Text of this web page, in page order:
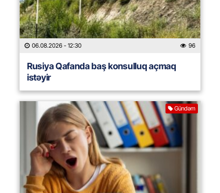
06.08.2026 - 12:30 96
Rusiya Qafanda baş konsulluq açmaq
istəyir
Gündəm